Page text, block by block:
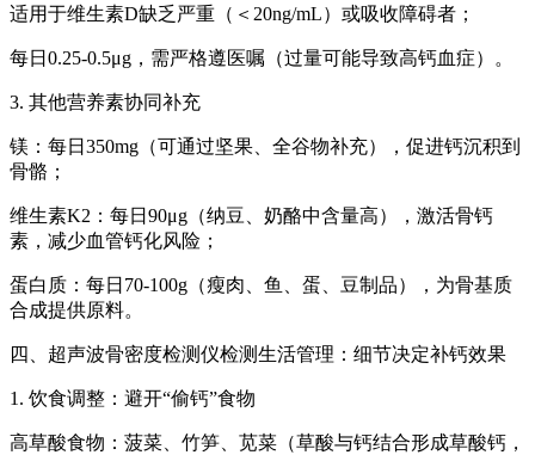
适用于维生素D缺乏严重（＜20ng/mL）或吸收障碍者；
每日0.25-0.5μg，需严格遵医嘱（过量可能导致高钙血症）。
3. 其他营养素协同补充
镁：每日350mg（可通过坚果、全谷物补充），促进钙沉积到
骨骼；
维生素K2：每日90μg（纳豆、奶酪中含量高），激活骨钙
素，减少血管钙化风险；
蛋白质：每日70-100g（瘦肉、鱼、蛋、豆制品），为骨基质
合成提供原料。
四、超声波骨密度检测仪检测生活管理：细节决定补钙效果
1. 饮食调整：避开“偷钙”食物
高草酸食物：菠菜、竹笋、苋菜（草酸与钙结合形成草酸钙，